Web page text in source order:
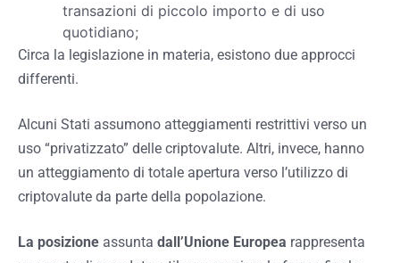
transazioni di piccolo importo e di uso
quotidiano;
Circa la legislazione in materia, esistono due approcci
differenti.
Alcuni Stati assumono atteggiamenti restrittivi verso un
uso “privatizzato” delle criptovalute. Altri, invece, hanno
un atteggiamento di totale apertura verso l’utilizzo di
criptovalute da parte della popolazione.
La posizione assunta dall’Unione Europea rappresenta